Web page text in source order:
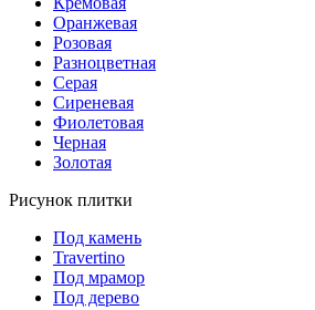
Оранжевая
Розовая
Разноцветная
Серая
Сиреневая
Фиолетовая
Черная
Золотая
Рисунок плитки
Под камень
Travertino
Под мрамор
Под дерево